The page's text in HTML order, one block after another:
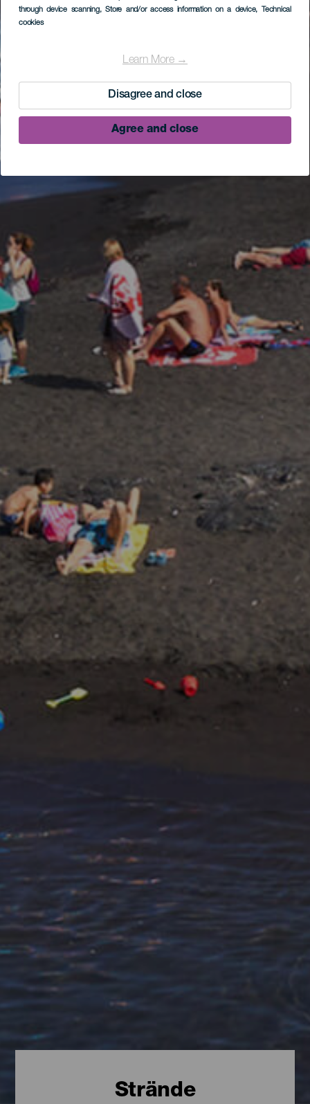
through device scanning, Store and/or access information on a device, Technical
cookies
Learn More →
Disagree and close
Agree and close
Strände